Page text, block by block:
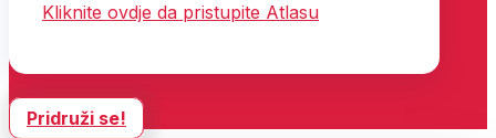
Kliknite ovdje da pristupite Atlasu
Pridruži se!